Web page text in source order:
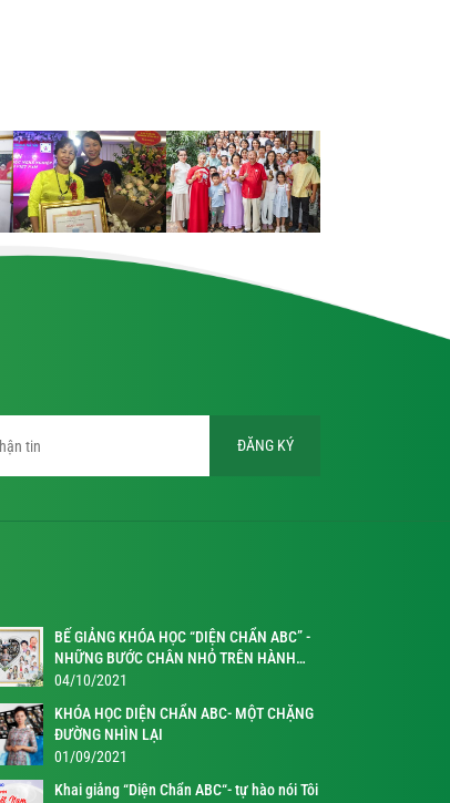
ĐĂNG KÝ
BẾ GIẢNG KHÓA HỌC “DIỆN CHẨN ABC” -
NHỮNG BƯỚC CHÂN NHỎ TRÊN HÀNH
TRÌNH KỲ DIỆU
04/10/2021
KHÓA HỌC DIỆN CHẨN ABC- MỘT CHẶNG
ĐƯỜNG NHÌN LẠI
01/09/2021
Khai giảng “Diện Chẩn ABC“- tự hào nói Tôi